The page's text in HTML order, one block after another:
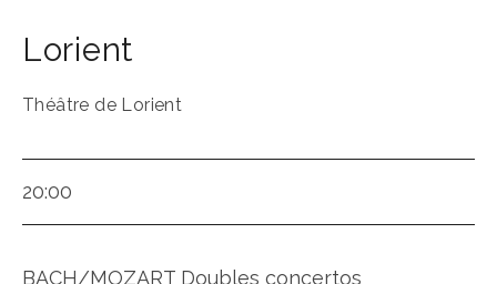
Lorient
Théâtre de Lorient
20:00
BACH/MOZART Doubles concertos